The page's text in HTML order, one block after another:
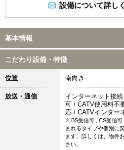
設備について詳し
基本情報
こだわり設備・特徴
位置 南向き
放送・通信
インターネット接
可 / CATV使用料不
応 / CATVインター
※ BS受信可 , CS受信
まれるタイプや個別に
ます。詳しくは、物件
さい。